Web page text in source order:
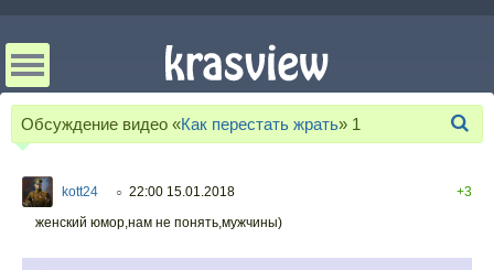
Обсуждение видео «Как перестать жрать» 1
kott24 ○ 22:00 15.01.2018
+3
женский юмор,нам не понять,мужчины)